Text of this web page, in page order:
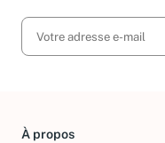
À propos